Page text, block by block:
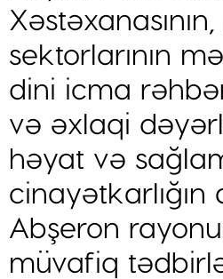
sektorlarının
dini icma
və əxlaqi
həyat və
Abşeron
müvafiq